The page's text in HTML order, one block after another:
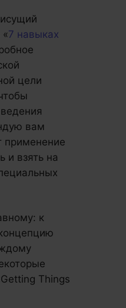
7 навыках
цели
вам
применение
и взять на
к
Things